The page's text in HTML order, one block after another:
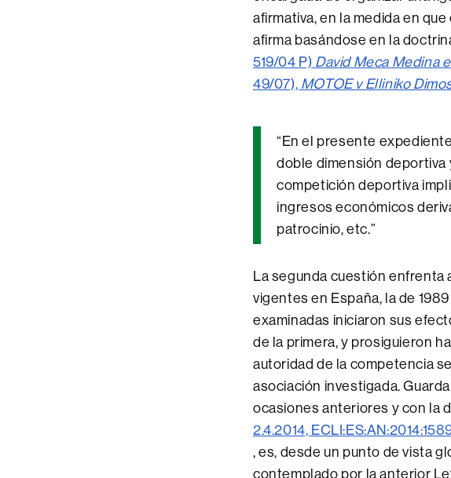
afirmativa, en la medida en
afirma basándose en la
519/04 P) David Meca Medina
49/07), MOTOE v Elliniko
“En el presente
doble dimensión deportiva
competición deportiva
ingresos económicos
patrocinio, etc.”
La segunda cuestión enfrenta
vigentes en España, la de
examinadas iniciaron sus
de la primera, y prosiguieron
autoridad de la competencia
asociación investigada.
ocasiones anteriores y con la
2.4.2014,
, es, desde un punto de vista
contemplado por la anterior